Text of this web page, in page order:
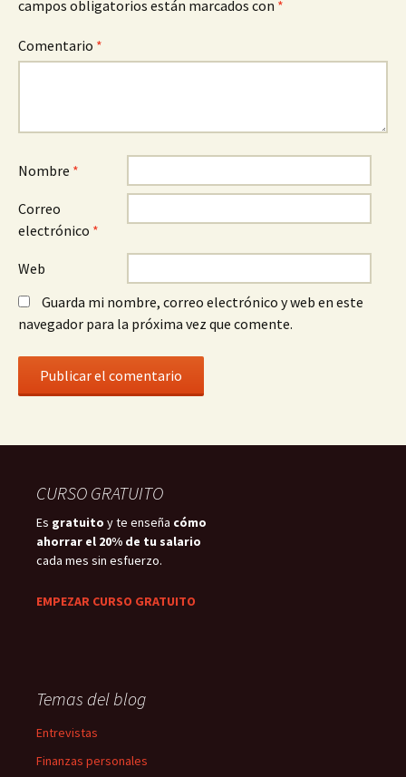
campos obligatorios están marcados con *
Comentario *
Nombre *
Correo
electrónico *
Web
Guarda mi nombre, correo electrónico y web en este
navegador para la próxima vez que comente.
CURSO GRATUITO
Es gratuito y te enseña cómo
ahorrar el 20% de tu salario
cada mes sin esfuerzo.
EMPEZAR CURSO GRATUITO
Temas del blog
Entrevistas
Finanzas personales